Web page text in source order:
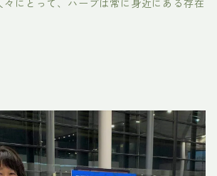
々にとって、ハーブは常に身近にある存在